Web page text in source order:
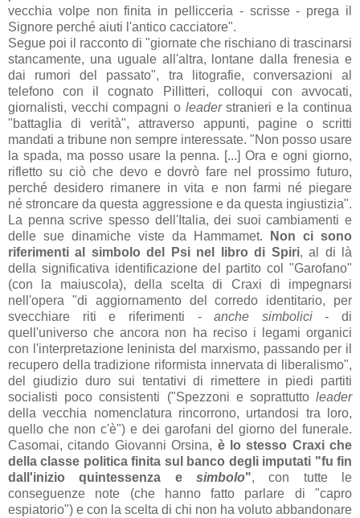
vecchia volpe non finita in pellicceria - scrisse - prega il
Signore perché aiuti l'antico cacciatore".
Segue poi il racconto di "giornate che rischiano di trascinarsi
stancamente, una uguale all'altra, lontane dalla frenesia e
dai rumori del passato", tra litografie, conversazioni al
telefono con il cognato Pillitteri, colloqui con avvocati,
giornalisti, vecchi compagni o leaderstranieri e la continua
"battaglia di verità", attraverso appunti, pagine o scritti
mandati a tribune non sempre interessate. "Non posso usare
la spada, ma posso usare la penna. [...] Ora e ogni giorno,
rifletto su ciò che devo e dovrò fare nel prossimo futuro,
perchédesidero rimanere in vita e non farmi né piegare
néstroncare da questa aggressione e da questa ingiustizia".
La penna scrive spesso dell'Italia, dei suoi cambiamenti e
delle sue dinamiche viste da Hammamet.
Non ci sono
riferimenti al simbolo del Psi nel libro di Spiri, al di là
della significativa identificazione del partito col "Garofano"
(con la maiuscola), della scelta di Craxi di impegnarsi
nell'opera "di aggiornamento del corredo identitario, per
svecchiare riti e riferimenti -anche simbolici- di
quell'universo che ancora non ha reciso i legami organici
con l'interpretazione leninista del marxismo, passando per il
recupero della tradizione riformista innervata di liberalismo",
del giudizio duro sui tentativi di rimettere in piedi partiti
socialisti poco consistenti ("Spezzoni e soprattutto leader
della vecchia nomenclatura rincorrono, urtandosi tra loro,
quello che non c'è") e dei garofani del giorno del funerale.
Casomai, citando Giovanni Orsina, è lo stesso Craxi che
della classe politica finita sul banco degli imputati "fu fin
dall'inizio quintessenza e simbolo", con tutte le
conseguenze note (che hanno fatto parlare di "capro
espiatorio") e con la scelta di chi non ha voluto abbandonare